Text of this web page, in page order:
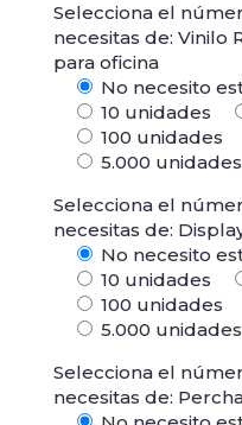
Selecciona el
necesitas de: Vinilo
para oficina
No necesito
10 unidades
100 unidades
5.000 unidades
Selecciona el
necesitas de:
No necesito
10 unidades
100 unidades
5.000 unidades
Selecciona el
necesitas de: